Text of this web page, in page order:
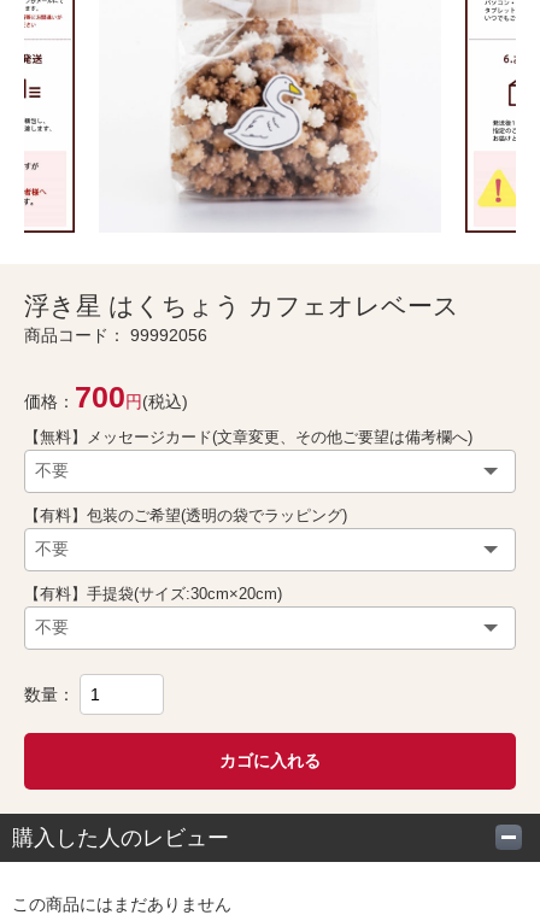
浮き星 はくちょう カフェオレベース
商品コード： 99992056
価格： 700円(税込)
【無料】メッセージカード(文章変更、その他ご要望は備考欄へ)
【有料】包装のご希望(透明の袋でラッピング)
【有料】手提袋(サイズ:30cm×20cm)
数量：
カゴに入れる
購入した人のレビュー
この商品にはまだありません